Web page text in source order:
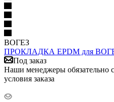
ВОГЕЗ
ПРОКЛАДКА EPDM для
Под заказ
Наши менеджеры обязательно
условия заказа